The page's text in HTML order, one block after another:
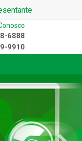
6888
9910